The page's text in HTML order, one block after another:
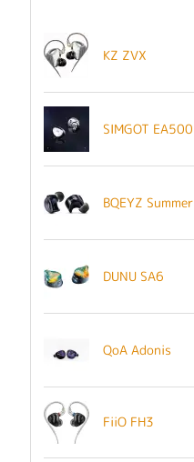
KZ ZVX
SIMGOT EA500
BQEYZ Summer
DUNU SA6
QoA Adonis
FiiO FH3